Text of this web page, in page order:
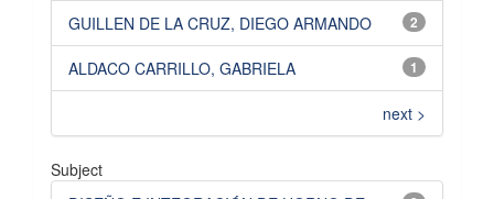
2
GUILLEN DE LA CRUZ, DIEGO ARMANDO
1
ALDACO CARRILLO, GABRIELA
next >
Subject